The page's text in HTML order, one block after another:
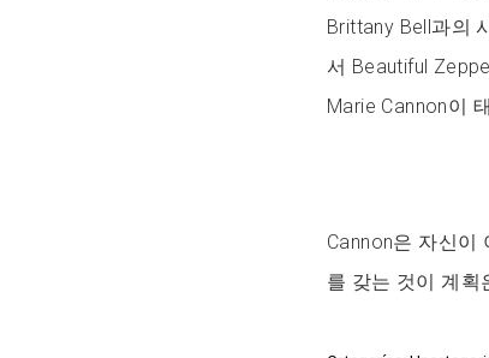
Brittany Bell과의
서 Beautiful
Marie Cannon이
Cannon은 자신이
를 갖는 것이 계획